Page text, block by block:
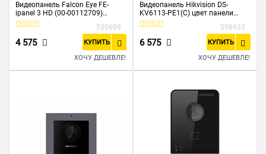
Видеопанель Falcon Eye FE-
ipanel 3 HD (00-00112709)
цветной сигнал CMOS цвет
539699
4 575 КУПИТЬ
ХОЧУ ДЕШЕВЛЕ!
Видеопанель Hikvision DS-
KV6113-PE1(C) цвет панели
черный
598933
6 575 КУПИТЬ
ХОЧУ ДЕШЕВЛЕ!